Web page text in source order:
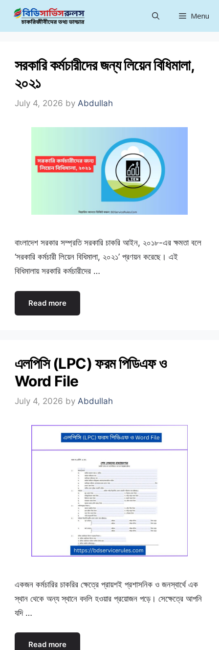
content
Menu
সরকারি কর্মচারীদের জন্য লিয়েন বিধিমালা,
২০২১
July 4, 2026 by Abdullah
বাংলাদেশ সরকার সম্প্রতি সরকারি চাকরি আইন, ২০১৮-এর ক্ষমতা বলে
‘সরকারি কর্মচারী লিয়েন বিধিমালা, ২০২১’ প্রণয়ন করেছে। এই
বিধিমালায় সরকারি কর্মচারীদের …
Read more
এলপিসি (LPC) ফরম পিডিএফ ও
Word File
July 4, 2026 by Abdullah
একজন কর্মচারির চাকরির ক্ষেত্রে প্রায়শই প্রশাসনিক ও জনস্বার্থে এক
স্থান থেকে অন্য স্থানে বদলি হওয়ার প্রয়োজন পড়ে। সেক্ষেত্রে আপনি
যদি …
Read more